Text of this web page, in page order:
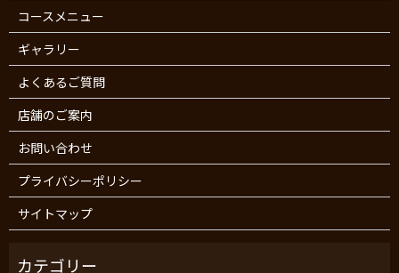
コースメニュー
ギャラリー
よくあるご質問
店舗のご案内
お問い合わせ
プライバシーポリシー
サイトマップ